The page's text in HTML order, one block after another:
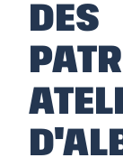
DES